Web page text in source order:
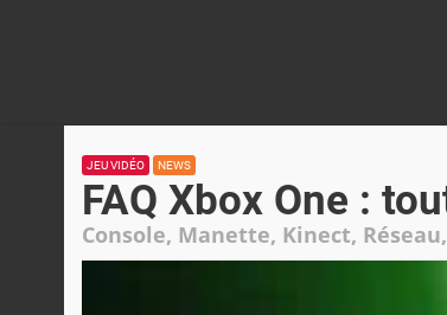
JEU VIDÉO NEWS
FAQ Xbox One :
Console, Manette, Kinect,